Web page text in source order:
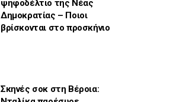
ψηφοδέλτιο της Νέας
Δημοκρατίας – Ποιοι
βρίσκονται στο προσκήνιο
Σκηνές σοκ στη Βέροια: